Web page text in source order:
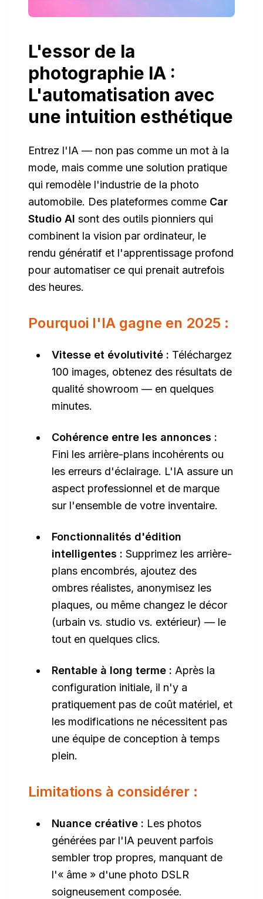
L'essor de la
photographie IA :
L'automatisation avec
une intuition esthétique
Entrez l'IA — non pas comme un mot à la
mode, mais comme une solution pratique
qui remodèle l'industrie de la photo
automobile. Des plateformes comme Car
Studio AI sont des outils pionniers qui
combinent la vision par ordinateur, le
rendu génératif et l'apprentissage profond
pour automatiser ce qui prenait autrefois
des heures.
Pourquoi l'IA gagne en 2025 :
Vitesse et évolutivité : Téléchargez
100 images, obtenez des résultats de
qualité showroom — en quelques
minutes.
Cohérence entre les annonces :
Fini les arrière-plans incohérents ou
les erreurs d'éclairage. L'IA assure un
aspect professionnel et de marque
sur l'ensemble de votre inventaire.
Fonctionnalités d'édition
intelligentes : Supprimez les arrière-
plans encombrés, ajoutez des
ombres réalistes, anonymisez les
plaques, ou même changez le décor
(urbain vs. studio vs. extérieur) — le
tout en quelques clics.
Rentable à long terme : Après la
configuration initiale, il n'y a
pratiquement pas de coût matériel, et
les modifications ne nécessitent pas
une équipe de conception à temps
plein.
Limitations à considérer :
Nuance créative : Les photos
générées par l'IA peuvent parfois
sembler trop propres, manquant de
l'« âme » d'une photo DSLR
soigneusement composée.